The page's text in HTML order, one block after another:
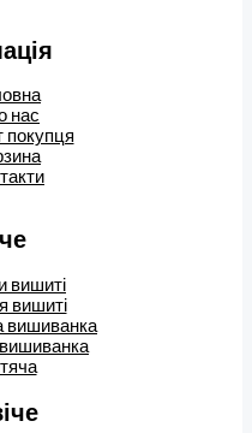
нас
покупця
вишиті
вишиті
вишиванка